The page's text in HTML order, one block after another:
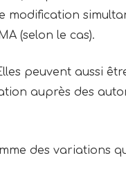
(selon le cas).
peuvent aussi
auprès des
des variations